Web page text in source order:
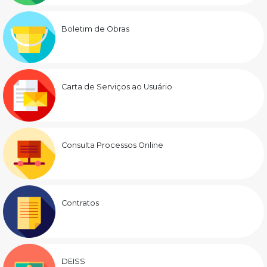
Boletim de Obras
Carta de Serviços ao Usuário
Consulta Processos Online
Contratos
DEISS